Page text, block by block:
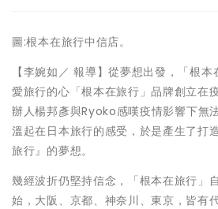
圖:根本在旅行中信店。
【李婉如／ 報導】從夢想出發，「根
愛旅行的心「根本在旅行」品牌創立在
辦人楊邦彥與Ryoko感嘆疫情影響下無
溫起在日本旅行的感受，於是產生了打
旅行』的夢想。
幾經波折仍堅持信念，「根本在旅行」
始，大阪、京都、神奈川、東京，皆有